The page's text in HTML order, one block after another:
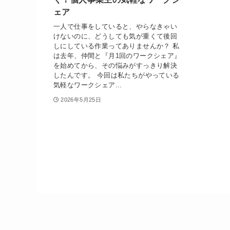
ェア
一人で仕事をしていると、やらなきゃい
けないのに、どうしても気が重くて後回
しにしている作業ってありませんか？ 私
は去年、仲間と『月1回のワークシェア』
を始めてから、その悩みがすっきり解決
したんです。 今回は私たちがやっている
気軽なワークシェア...
2026年5月25日